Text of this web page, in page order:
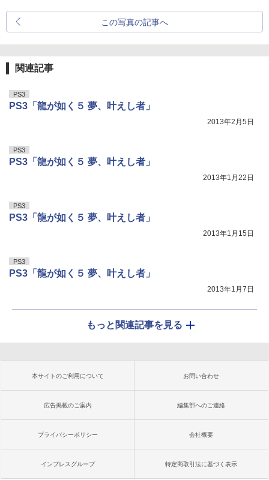
この写真の記事へ
関連記事
PS3
PS3「龍が如く５ 夢、叶えし者」
2013年2月5日
PS3
PS3「龍が如く５ 夢、叶えし者」
2013年1月22日
PS3
PS3「龍が如く５ 夢、叶えし者」
2013年1月15日
PS3
PS3「龍が如く５ 夢、叶えし者」
2013年1月7日
もっと関連記事を見る
本サイトのご利用について お問い合わせ
広告掲載のご案内 編集部へのご連絡
プライバシーポリシー 会社概要
インプレスグループ 特定商取引法に基づく表示